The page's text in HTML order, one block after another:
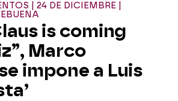
| 24 DE DICIEMBRE |
is coming
Marco
impone a Luis